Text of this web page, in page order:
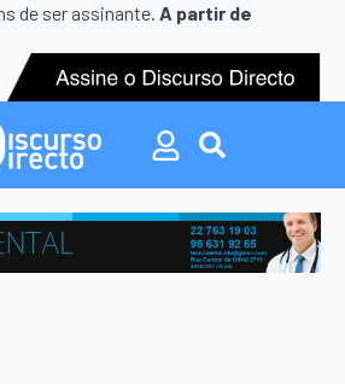
de ser assinante. A partir de
Search
for:
Search